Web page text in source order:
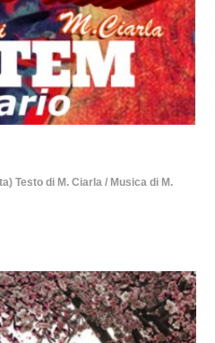
Testo di M. Ciarla / Musica di M.